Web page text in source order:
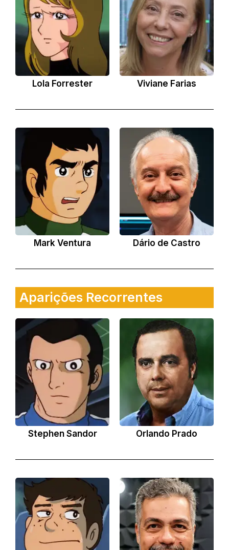
Lola Forrester Viviane Farias
Mark Ventura Dário de Castro
Aparições Recorrentes
Stephen Sandor Orlando Prado